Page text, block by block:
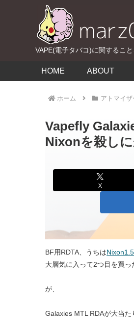
VAPE(電子タバコ)に関するこ
HOME ABOUT
ホーム アトマイザ
Vapefly
Nixonを殺し
X
BF用RDTA、うちはNixon1.5
大層気に入って2つ目を買
が、
Galaxies MTL RDAが大当